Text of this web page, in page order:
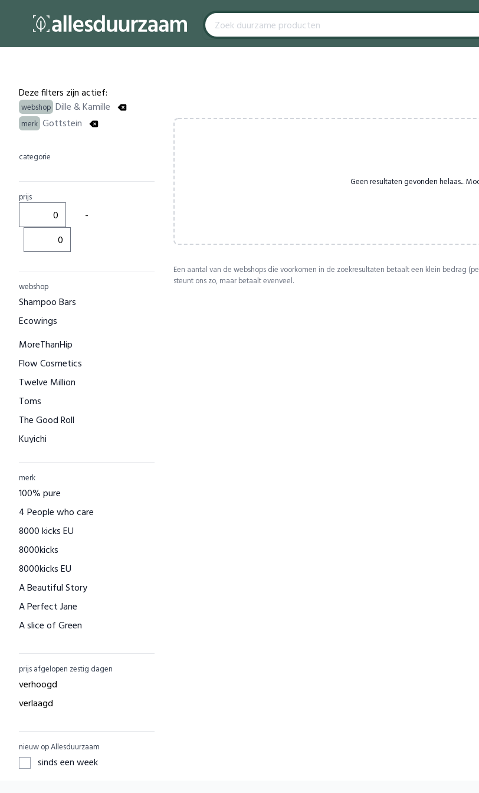
Filters
Deze filters zijn actief:
webshop Dille & Kamille
merk Gottstein
categorie
prijs
-
webshop
Shampoo Bars
Ecowings
MoreThanHip
Flow Cosmetics
Twelve Million
Toms
The Good Roll
Kuyichi
Bamigo
CAYBOO
Green Jump
Houtenspeelgoed-shop.nl
Menstruatiecups.nl
Natural Heroes
Waschbär
Big Green Smile
Little Indians
GreenPicnic
Nature's Gift
Dille & Kamille
ZO Schoon
Yarrah
merk
100% pure
4 People who care
8000 kicks EU
8000kicks
8000kicks EU
A Beautiful Story
A Perfect Jane
A slice of Green
ACBC
ACE
ADUH
AGAZI
prijs afgelopen zestig dagen
verhoogd
verlaagd
nieuw op Allesduurzaam
sinds een week
Geen resultaten gevonden helaas...
Een aantal van de webshops die voorkomen in de zoekresultaten betaalt een klein bedrag
steunt ons zo, maar betaalt evenveel.